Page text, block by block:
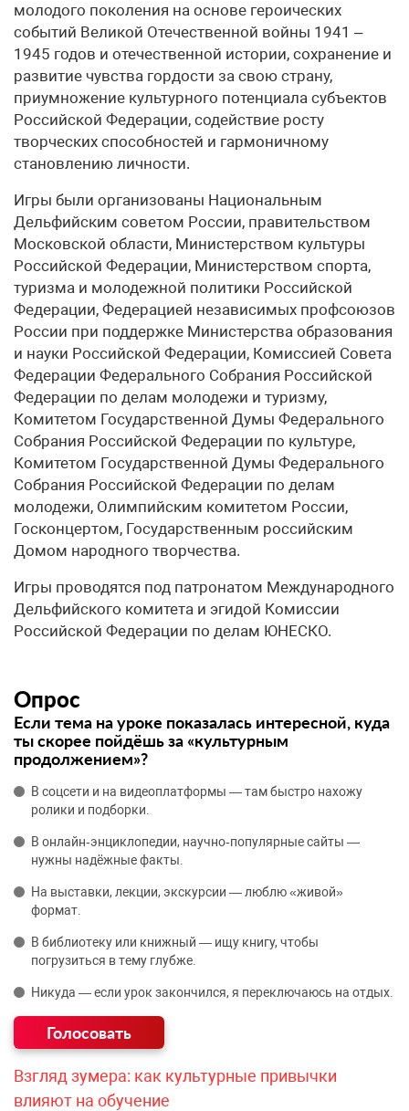
молодого поколения на основе героических
событий Великой Отечественной войны 1941 –
1945 годов и отечественной истории, сохранение и
развитие чувства гордости за свою страну,
приумножение культурного потенциала субъектов
Российской Федерации, содействие росту
творческих способностей и гармоничному
становлению личности.
Игры были организованы Национальным
Дельфийским советом России, правительством
Московской области, Министерством культуры
Российской Федерации, Министерством спорта,
туризма и молодежной политики Российской
Федерации, Федерацией независимых профсоюзов
России при поддержке Министерства образования
и науки Российской Федерации, Комиссией Совета
Федерации Федерального Собрания Российской
Федерации по делам молодежи и туризму,
Комитетом Государственной Думы Федерального
Собрания Российской Федерации по культуре,
Комитетом Государственной Думы Федерального
Собрания Российской Федерации по делам
молодежи, Олимпийским комитетом России,
Госконцертом, Государственным российским
Домом народного творчества.
Игры проводятся под патронатом Международного
Дельфийского комитета и эгидой Комиссии
Российской Федерации по делам ЮНЕСКО.
Опрос
Если тема на уроке показалась интересной, куда
ты скорее пойдёшь за «культурным
продолжением»?
В соцсети и на видеоплатформы — там быстро нахожу
ролики и подборки.
В онлайн‑энциклопедии, научно‑популярные сайты —
нужны надёжные факты.
На выставки, лекции, экскурсии — люблю «живой»
формат.
В библиотеку или книжный — ищу книгу, чтобы
погрузиться в тему глубже.
Никуда — если урок закончился, я переключаюсь на отдых.
Взгляд зумера: как культурные привычки
влияют на обучение